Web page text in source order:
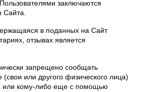
заключаются
Сайта.
в поданных на Сайт
отзывах является
запрещено сообщать
или другого физического лица)
или кому-либо еще с помощью